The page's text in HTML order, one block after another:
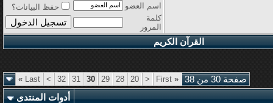
اسم العضو
حفظ البيانات؟
كلمة
المرور
القرآن الكريم
صفحة 30 من 38 «
<
20
28
29
30
31
32
>
Last
»
أدوات المنتدى